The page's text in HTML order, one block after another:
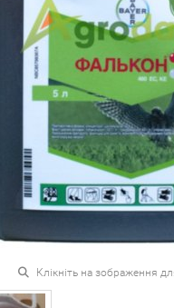
Клікніть на зображення